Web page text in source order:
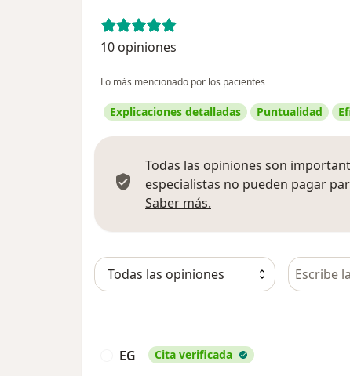
10 opiniones
Lo más mencionado por los pacientes
Explicaciones detalladas Puntualidad
Todas las opiniones son
especialistas no pueden pagar
Saber más.
Busca en
EG Cita verificada